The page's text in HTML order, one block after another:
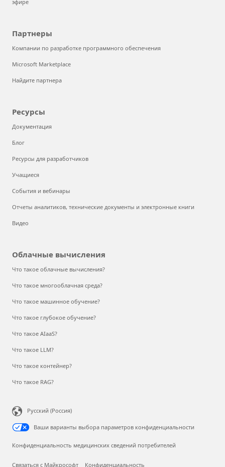
эфире
Партнеры
Компании по разработке программного обеспечения
Microsoft Marketplace
Найдите партнера
Ресурсы
Документация
Блог
Ресурсы для разработчиков
Учащиеся
События и вебинары
Отчеты аналитиков, технические документы и электронные книги
Видео
Облачные вычисления
Что такое облачные вычисления?
Что такое многооблачная среда?
Что такое машинное обучение?
Что такое глубокое обучение?
Что такое AIaaS?
Что такое LLM?
Что такое контейнер?
Что такое RAG?
Русский (Россия)
Ваши варианты выбора параметров конфиденциальности
Конфиденциальность медицинских сведений потребителей
Связаться с Майкрософт Конфиденциальность